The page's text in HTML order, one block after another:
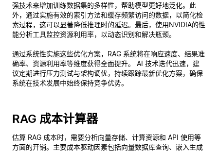
强技术来增加训练数据集的多样性，帮助模型更好地泛化。此
外，通过实施有效的索引方法和缓存频繁访问的数据，以简化检
索过程，这可以显著降低推理时的延迟。最后，使用NVIDIA的性
能分析工具监控资源利用率，以动态识别和解决瓶颈。
通过系统性实施这些优化方案，RAG 系统将在响应速度、结果准
确率、资源利用率等维度获得全面提升。 AI 技术迭代迅速，建
议定期进行压力测试与架构调优，持续跟踪最新优化方案，确保
系统在技术发展中始终保持竞争优势。
RAG 成本计算器
估算 RAG 成本时，需要分析向量存储、计算资源和 API 使用等
方面的开销。主要成本驱动因素包括向量数据库查询、嵌入生成